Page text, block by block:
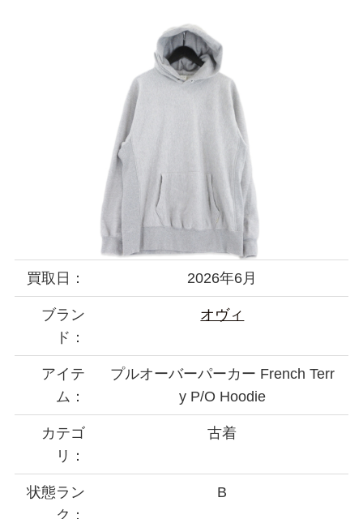
買取日： 2026年6月
ブラン
ド：
オヴィ
アイテ
ム：
プルオーバーパーカー French Terr
y P/O Hoodie
カテゴ
リ：
古着
状態ラン
ク：
B